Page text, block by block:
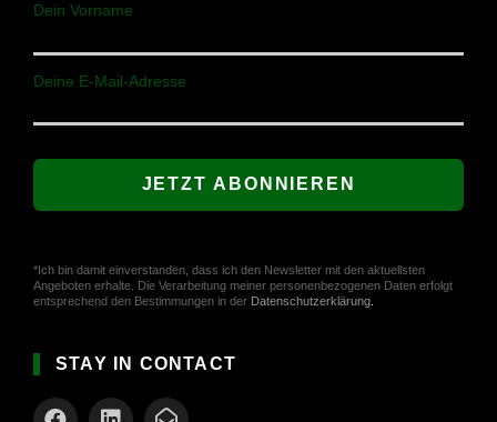
STAY IN CONTACT
Dein Vorname
Deine E-Mail-Adresse
*Ich bin damit einverstanden, dass ich den Newsletter mit den aktuellsten
Angeboten erhalte. Die Verarbeitung meiner personenbezogenen Daten erfolgt
entsprechend den Bestimmungen in der Datenschutzerklärung